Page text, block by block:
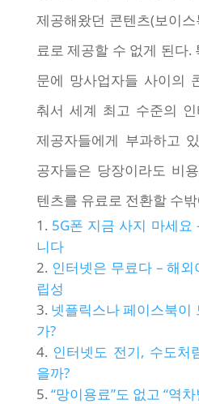
제공해왔던 콘텐츠(보이
료로 제공할 수 없게 된다.
문에 망사업자들 사이의
춰서 세계 최고 수준의
제공자들에게 부과하고
공자들은 당장이라도 비
텐츠를 유료로 전환할 수
5G폰 지금 사지 마세요
니다
인터넷은 무료다 – 해
립성
넷플릭스나 페이스북이
가?
인터넷도 전기, 수도처
을까?
“망이용료”도 없고 “역